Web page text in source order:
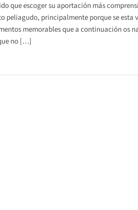
que escoger su aportación más
peliagudo, principalmente porque se
memorables que a continuación os
no […]